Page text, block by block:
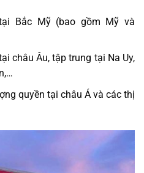
Bắc Mỹ (bao gồm Mỹ và
châu Âu, tập trung tại Na Uy,
quyền tại châu Á và các thị